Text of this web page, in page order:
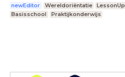
newEditor Wereldoriëntatie LessonUp
Basisschool
Praktijkonderwijs